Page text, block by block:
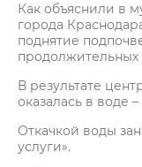
Как объяснили в
города
поднятие
продолжительных
В результате
оказалась в воде
Откачкой воды
услуги».